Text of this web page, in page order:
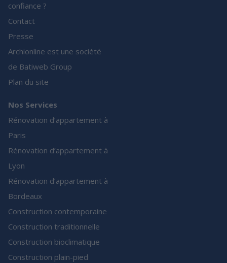
confiance ?
Contact
Presse
Archionline est une société
de Batiweb Group
Plan du site
Nos Services
Rénovation d’appartement à
Paris
Rénovation d’appartement à
Lyon
Rénovation d’appartement à
Bordeaux
Construction contemporaine
Construction traditionnelle
Construction bioclimatique
Construction plain-pied